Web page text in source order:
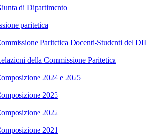
di Dipartimento
paritetica
Paritetica Docenti-Studenti del DII
della Commissione Paritetica
2024 e 2025
2023
2022
2021